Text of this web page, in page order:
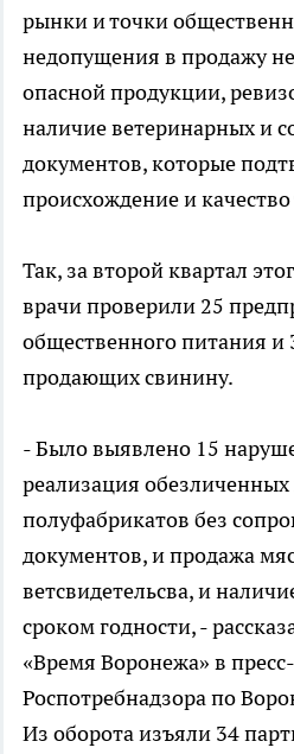
рынки и точки
недопущения в продажу
опасной продукции,
наличие ветеринарных и
документов, которые
происхождение и качество
Так, за второй квартал
врачи проверили 25
общественного питания и
продающих свинину.
- Было выявлено 15
реализация
полуфабрикатов без
документов, и продажа
ветсвидетельсва, и
сроком годности, -
«Время Воронежа» в
Роспотребнадзора по
Из оборота изъяли 34